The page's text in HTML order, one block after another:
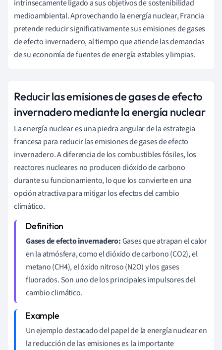
intrínsecamente ligado a sus objetivos de sostenibilidad
medioambiental. Aprovechando la energía nuclear, Francia
pretende reducir significativamente sus emisiones de gases
de efecto invernadero, al tiempo que atiende las demandas
de su economía de fuentes de energía estables y limpias.
Reducir las emisiones de gases de efecto
invernadero mediante la energía nuclear
La energía nuclear es una piedra angular de la estrategia
francesa para reducir las emisiones de gases de efecto
invernadero. A diferencia de los combustibles fósiles, los
reactores nucleares no producen dióxido de carbono
durante su funcionamiento, lo que los convierte en una
opción atractiva para mitigar los efectos del cambio
climático.
Gases de efecto invernadero:Gases que atrapan el calor
en la atmósfera, como el dióxido de carbono (CO2), el
metano (CH4), el óxido nitroso (N2O) y los gases
fluorados. Son uno de los principales impulsores del
cambio climático.
Un ejemplo destacado del papel de la energía nuclear en
la reducción de las emisiones es la importante